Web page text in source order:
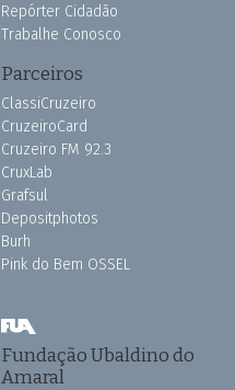
Repórter Cidadão
Trabalhe Conosco
Parceiros
ClassiCruzeiro
CruzeiroCard
Cruzeiro FM 92.3
CruxLab
Grafsul
Depositphotos
Burh
Pink do Bem OSSEL
Fundação Ubaldino do
Amaral